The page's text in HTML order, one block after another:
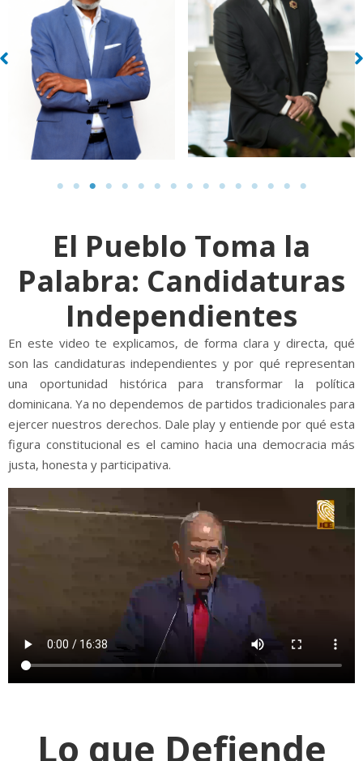
El Pueblo Toma la
Palabra: Candidaturas
Independientes
En este video te explicamos, de forma clara y directa, qué
son las candidaturas independientes y por qué representan
una oportunidad histórica para transformar la política
dominicana. Ya no dependemos de partidos tradicionales para
ejercer nuestros derechos. Dale play y entiende por qué esta
figura constitucional es el camino hacia una democracia más
justa, honesta y participativa.
Lo que Defiende